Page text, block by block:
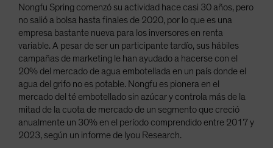
Nongfu Spring comenzó su actividad hace casi 30 años, pero
no salió a bolsa hasta finales de 2020, por lo que es una
empresa bastante nueva para los inversores en renta
variable. A pesar de ser un participante tardío, sus hábiles
campañas de marketing le han ayudado a hacerse con el
20% del mercado de agua embotellada en un país donde el
agua del grifo no es potable. Nongfu es pionera en el
mercado del té embotellado sin azúcar y controla más de la
mitad de la cuota de mercado de un segmento que creció
anualmente un 30% en el período comprendido entre 2017 y
2023, según un informe de lyou Research.